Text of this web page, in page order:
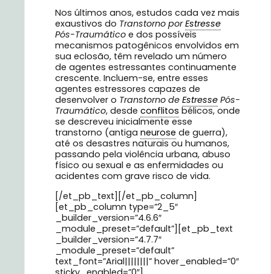
Nos últimos anos, estudos cada vez mais
exaustivos do Transtorno porEstresse
Pós-Traumático e dos possíveis
mecanismos patogênicos envolvidos em
sua eclosão, têm revelado um número
de agentes estressantes continuamente
crescente. Incluem-se, entre esses
agentes estressores capazes de
desenvolver o Transtorno de Estresse Pós-
Traumático, desde conflitos bélicos, onde
se descreveu inicialmente esse
transtorno (antiga neurose de guerra),
até os desastres naturais ou humanos,
passando pela violência urbana, abuso
físico ou sexual e as enfermidades ou
acidentes com grave risco de vida.
[/et_pb_text][/et_pb_column]
[et_pb_column type=”2_5″
_builder_version=”4.6.6″
_module_preset=”default”][et_pb_text
_builder_version=”4.7.7″
_module_preset=”default”
text_font=”Arial||||||||” hover_enabled=”0″